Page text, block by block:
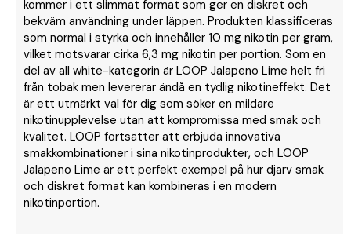
kommer i ett slimmat format som ger en diskret och
bekväm användning under läppen. Produkten klassificeras
som normal i styrka och innehåller 10 mg nikotin per gram,
vilket motsvarar cirka 6,3 mg nikotin per portion. Som en
del av all white-kategorin är LOOP Jalapeno Lime helt fri
från tobak men levererar ändå en tydlig nikotineffekt. Det
är ett utmärkt val för dig som söker en mildare
nikotinupplevelse utan att kompromissa med smak och
kvalitet. LOOP fortsätter att erbjuda innovativa
smakkombinationer i sina nikotinprodukter, och LOOP
Jalapeno Lime är ett perfekt exempel på hur djärv smak
och diskret format kan kombineras i en modern
nikotinportion.